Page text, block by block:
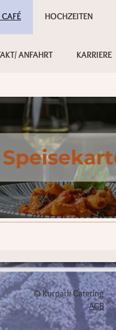
HOCHZEITEN
ANFAHRT KARRIERE
© Kurpark Catering
AGB